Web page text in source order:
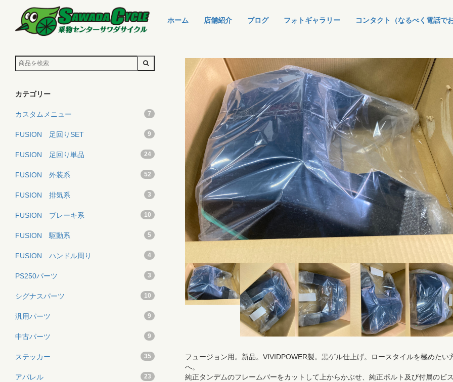
ホーム 店舗紹介 ブログ フォトギャラリー コンタクト（なるべく電話で
カテゴリー
カスタムメニュー 7
FUSION 足回りSET 9
FUSION 足回り単品 24
FUSION 外装系 52
FUSION 排気系 3
FUSION ブレーキ系 10
FUSION 駆動系 5
FUSION ハンドル周り 4
PS250パーツ 3
シグナスパーツ 10
汎用パーツ 9
中古パーツ 9
ステッカー 35
アパレル 23
フュージョン用。新品。VIVIDPOWER製。黒ゲル仕上げ。ロースタイルを極めたい
へ。
純正タンデムのフレームバーをカットして上からかぶせ、純正ボルト及び付属のビ